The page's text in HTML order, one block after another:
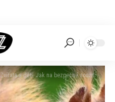
Zvířata a děti: Jak na bezpečné soužití